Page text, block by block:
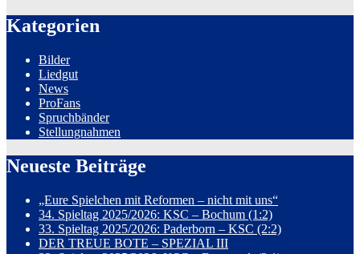
Kategorien
Bilder
Liedgut
News
ProFans
Spruchbänder
Stellungnahmen
Neueste Beiträge
„Eure Spielchen mit Reformen – nicht mit uns“
34. Spieltag 2025/2026: KSC – Bochum (1:2)
33. Spieltag 2025/2026: Paderborn – KSC (2:2)
DER TREUE BOTE – SPEZIAL III